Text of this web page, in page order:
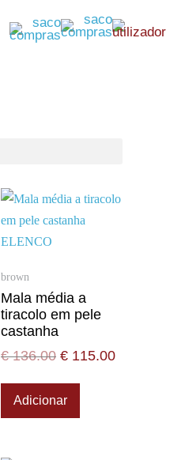
brown
Mala média a
tiracolo em pele
castanha
€136.00 € 115.00
Adicionar